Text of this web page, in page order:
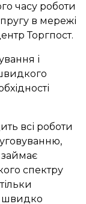
часу роботи
в мережі
Торгпост.
і
всі роботи
займає
спектру
швидко